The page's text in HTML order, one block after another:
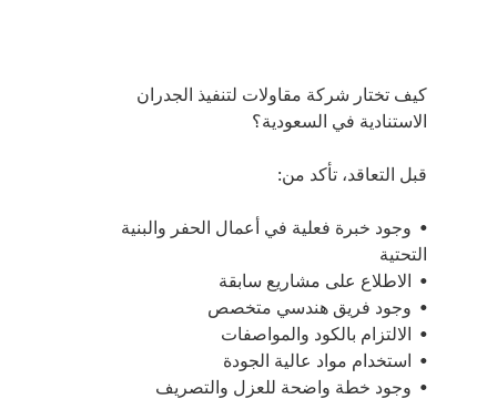
كيف تختار شركة مقاولات لتنفيذ الجدران
الاستنادية في السعودية؟
قبل التعاقد، تأكد من:
•⁠  ⁠وجود خبرة فعلية في أعمال الحفر والبنية
التحتية
•⁠  ⁠الاطلاع على مشاريع سابقة
•⁠  ⁠وجود فريق هندسي متخصص
•⁠  ⁠الالتزام بالكود والمواصفات
•⁠  ⁠استخدام مواد عالية الجودة
•⁠  ⁠وجود خطة واضحة للعزل والتصريف